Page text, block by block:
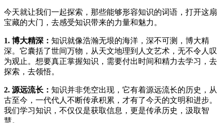
今天就让我们一起探索，那些能够形容知识的词语，打开这扇
宝藏的大门，去感受知识带来的力量和魅力。
1. 博大精深： 知识就像浩瀚无垠的海洋，深不可测，博大精
深。它囊括了世间万物，从天文地理到人文艺术，无不令人叹
为观止。想要真正掌握知识，需要付出时间和精力去学习，去
探索，去领悟。
2. 源远流长： 知识并非凭空出现，它有着源远流长的历史，从
古至今，一代代人不断传承积累，才有了今天的文明和进步。
我们学习知识，不仅仅是获取信息，更是传承历史，汲取智
慧。